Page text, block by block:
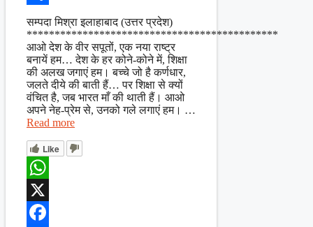
सम्पदा मिश्रा इलाहाबाद (उत्तर प्रदेश)
*********************************************
आओ देश के वीर सपूतों, एक नया राष्ट्र
बनायें हम… देश के हर कोने-कोने में, शिक्षा
की अलख जगाएं हम। बच्चे जो है कर्णधार,
जलते दीये की बाती हैं… पर शिक्षा से क्यों
वंचित है, जब भारत माँ की थाती हैं। आओ
अपने नेह-प्रेम से, उनको गले लगाएं हम। …
Read more
Like
WhatsApp
X